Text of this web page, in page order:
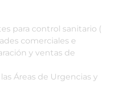
para control sanitario (
comerciales e
y ventas de
Áreas de Urgencias y